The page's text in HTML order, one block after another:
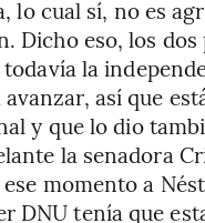
lo cual sí, no es
Dicho eso, los
la
así que
y que lo dio
la senadora
momento a
DNU tenía que